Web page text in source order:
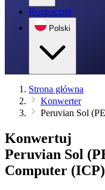
Rozpocznij
Polski
Strona główna
Konwerter
Peruvian Sol
Konwertuj
Peruvian Sol
Computer (ICP)